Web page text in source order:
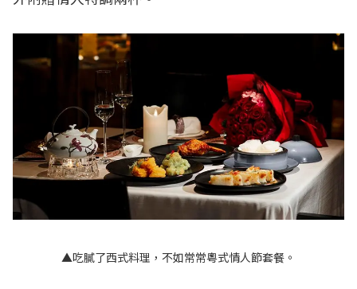
▲吃膩了西式料理，不如常常粵式情人節套餐。